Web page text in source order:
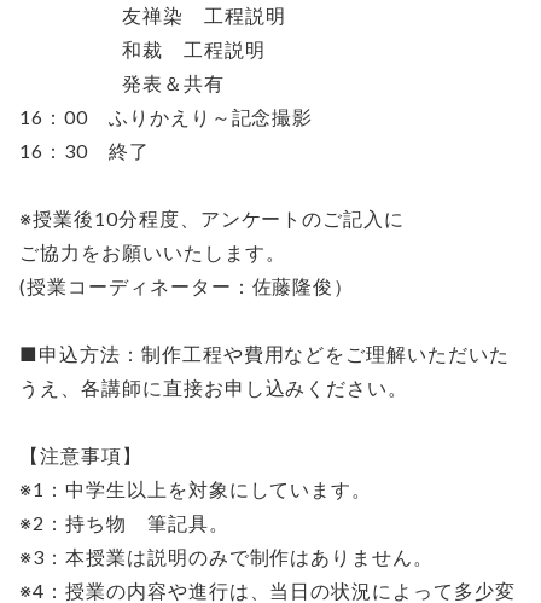
友禅染 工程説明
和裁 工程説明
発表＆共有
16：00 ふりかえり～記念撮影
16：30 終了
※授業後10分程度、アンケートのご記入に
ご協力をお願いいたします。
(授業コーディネーター：佐藤隆俊）
■申込方法：制作工程や費用などをご理解いただいた
うえ、各講師に直接お申し込みください。
【注意事項】
※1：中学生以上を対象にしています。
※2：持ち物 筆記具。
※3：本授業は説明のみで制作はありません。
※4：授業の内容や進行は、当日の状況によって多少変